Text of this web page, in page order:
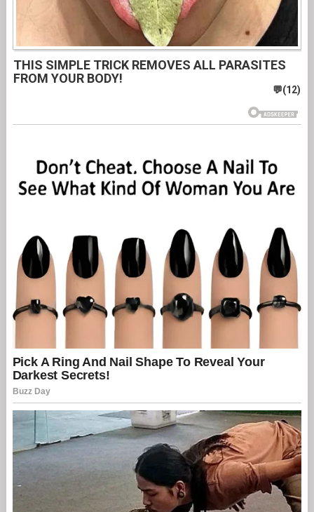
THIS SIMPLE TRICK REMOVES ALL PARASITES
FROM YOUR BODY!